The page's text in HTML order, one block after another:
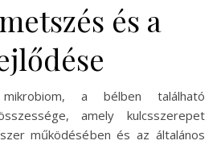
és a
a bélben található
amely kulcsszerepet
működésében és az általános